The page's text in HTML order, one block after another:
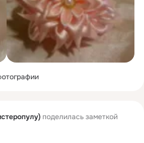
поделилась заметкой